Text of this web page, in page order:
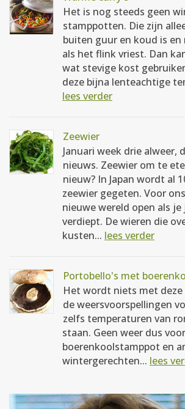
Het is nog steeds geen
stamppotten. Die zijn
buiten guur en koud is
als het flink vriest. Dan
wat stevige kost
deze bijna lenteachtige
lees verder
Zeewier
Januari week drie alweer,
nieuws. Zeewier om te
nieuw? In Japan wordt al
zeewier gegeten. Voor
nieuwe wereld open als je
verdiept. De wieren die
kusten... lees verder
Portobello's met
Het wordt niets met deze
de weersvoorspellingen
zelfs temperaturen van
staan. Geen weer dus
boerenkoolstamppot en
wintergerechten... lees